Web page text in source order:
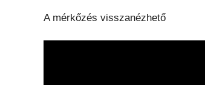
A mérkőzés visszanézhető